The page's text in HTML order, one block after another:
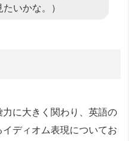
いかな。）
に大きく関わり、英語の
ディオム表現についてお